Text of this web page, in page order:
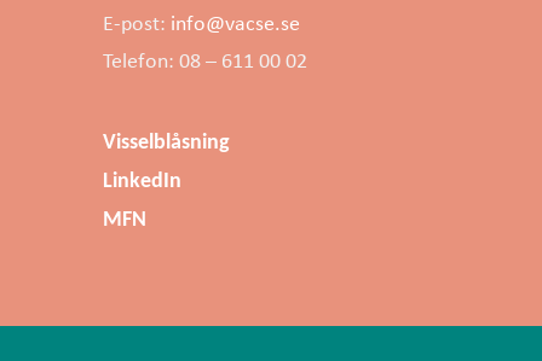
E-post: info@vacse.se
Telefon: 08 – 611 00 02
Visselblåsning
LinkedIn
MFN